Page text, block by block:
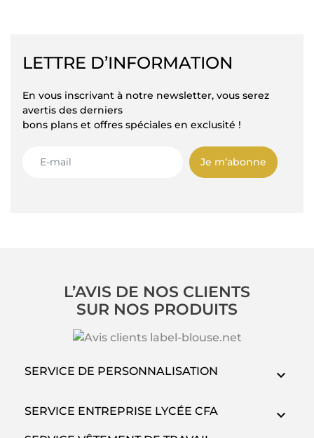
LETTRE D’INFORMATION
En vous inscrivant à notre newsletter, vous serez
avertis des derniers
bons plans et offres spéciales en exclusité !
Je m’abonne
L’AVIS DE NOS CLIENTS
SUR NOS PRODUITS
SERVICE DE PERSONNALISATION
SERVICE ENTREPRISE LYCÉE CFA